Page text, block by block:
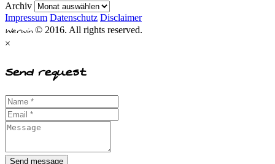
Archiv
Impressum Datenschutz Disclaimer
Werwin© 2016. All rights reserved.
×
Send request
Send message